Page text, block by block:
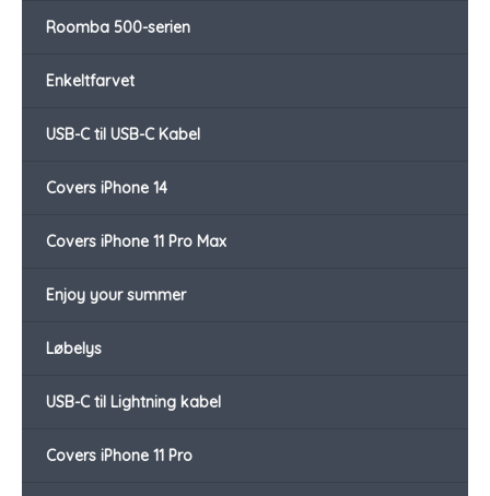
Roomba 500-serien
Enkeltfarvet
USB-C til USB-C Kabel
Covers iPhone 14
Covers iPhone 11 Pro Max
Enjoy your summer
Løbelys
USB-C til Lightning kabel
Covers iPhone 11 Pro